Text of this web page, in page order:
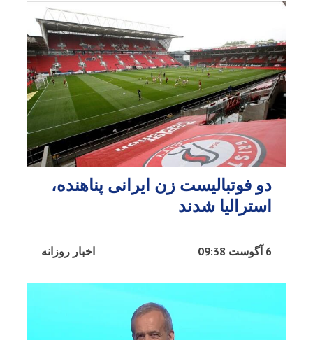
دو فوتبالیست زن ایرانی پناهنده،
استرالیا شدند
اخبار روزانه 6 آگوست 09:38